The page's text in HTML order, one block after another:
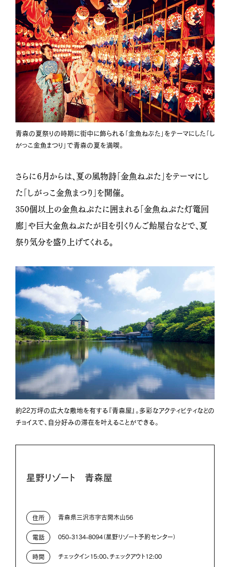
青森の夏祭りの時期に街中に飾られる「金魚ねぷた」をテーマにした「し
がっこ金魚まつり」で青森の夏を満喫。
さらに６月からは、夏の風物詩「金魚ねぷた」をテーマにし
た「しがっこ金魚まつり」を開催。
350個以上の金魚ねぷたに囲まれる「金魚ねぷた灯篭回
廊」や巨大金魚ねぷたが目を引くりんご飴屋台などで、夏
祭り気分を盛り上げてくれる。
約22万坪の広大な敷地を有する『青森屋』。多彩なアクティビティなどの
チョイスで、自分好みの滞在を叶えることができる。
星野リゾート 青森屋
住所 青森県三沢市字古間木山56
電話 050-3134-8094（星野リゾート予約センター）
時間 チェックイン15:00、チェックアウト12:00